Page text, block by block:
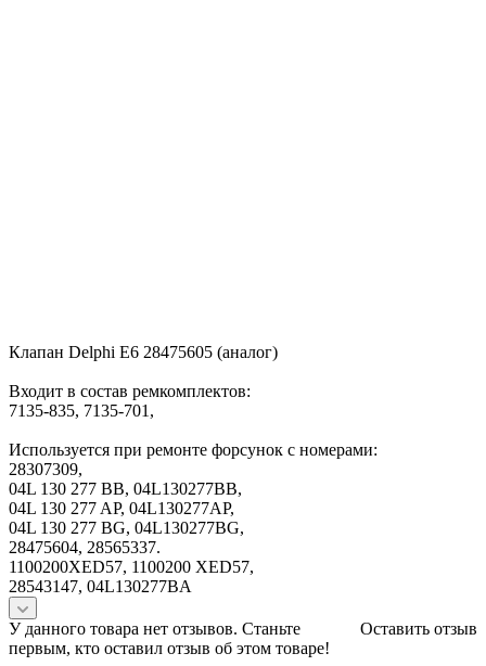
Клапан Delphi E6 28475605 (аналог)
Входит в состав ремкомплектов:
7135-835, 7135-701,
Используется при ремонте форсунок с номерами:
28307309,
04L 130 277 BB, 04L130277BB,
04L 130 277 AP, 04L130277AP,
04L 130 277 BG, 04L130277BG,
28475604, 28565337.
1100200XED57, 1100200 XED57,
28543147, 04L130277BA
Оставить отзыв
У данного товара нет отзывов. Станьте
первым, кто оставил отзыв об этом товаре!